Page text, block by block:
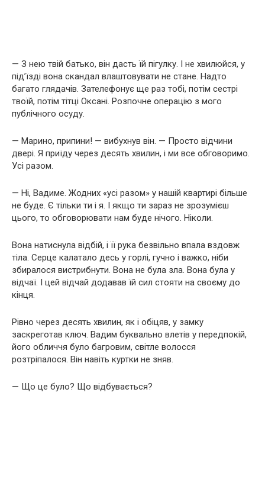
— З нею твій батько, він дасть їй пігулку. І не хвилюйся, у
під’їзді вона скандал влаштовувати не стане. Надто
багато глядачів. Зателефонує ще раз тобі, потім сестрі
твоїй, потім тітці Оксані. Розпочне операцію з мого
публічного осуду.
— Марино, припини! — вибухнув він. — Просто відчини
двері. Я приїду через десять хвилин, і ми все обговоримо.
Усі разом.
— Ні, Вадиме. Жодних «усі разом» у нашій квартирі більше
не буде. Є тільки ти і я. І якщо ти зараз не зрозумієш
цього, то обговорювати нам буде нічого. Ніколи.
Вона натиснула відбій, і її рука безвільно впала вздовж
тіла. Серце калатало десь у горлі, гучно і важко, ніби
збиралося вистрибнути. Вона не була зла. Вона була у
відчаї. І цей відчай додавав їй сил стояти на своєму до
кінця.
Рівно через десять хвилин, як і обіцяв, у замку
заскреготав ключ. Вадим буквально влетів у передпокій,
його обличчя було багровим, світле волосся
розтріпалося. Він навіть куртки не зняв.
— Що це було? Що відбувається?